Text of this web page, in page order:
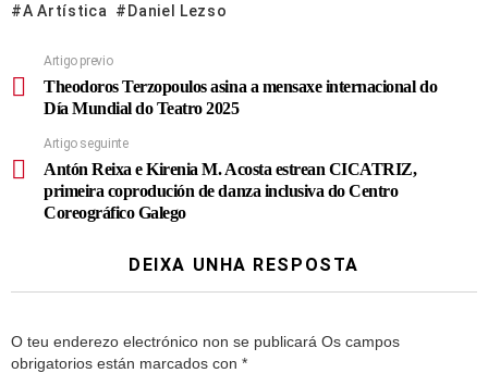
A Artística Daniel Lezso
Artigo previo
Theodoros Terzopoulos asina a mensaxe internacional do
Día Mundial do Teatro 2025
Artigo seguinte
Antón Reixa e Kirenia M. Acosta estrean CICATRIZ,
primeira coprodución de danza inclusiva do Centro
Coreográfico Galego
DEIXA UNHA RESPOSTA
O teu enderezo electrónico non se publicará Os campos
obrigatorios están marcados con *